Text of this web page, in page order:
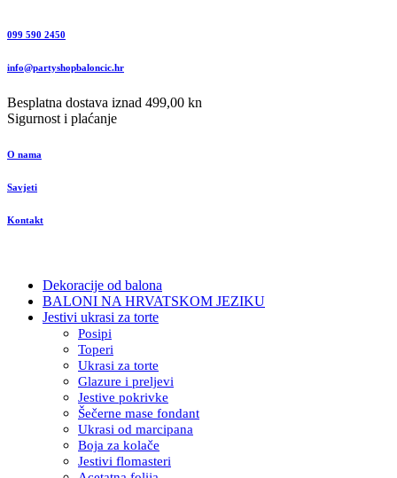
099 590 2450
info@partyshopbaloncic.hr
Besplatna dostava iznad 499,00 kn
Sigurnost i plaćanje
O nama
Savjeti
Kontakt
Dekoracije od balona
BALONI NA HRVATSKOM JEZIKU
Jestivi ukrasi za torte
Posipi
Toperi
Ukrasi za torte
Glazure i preljevi
Jestive pokrivke
Šečerne mase fondant
Ukrasi od marcipana
Boja za kolače
Jestivi flomasteri